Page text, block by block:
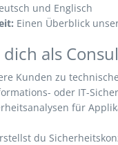
und Englisch
Einen Überblick
als
Kunden zu
oder IT-
für
du